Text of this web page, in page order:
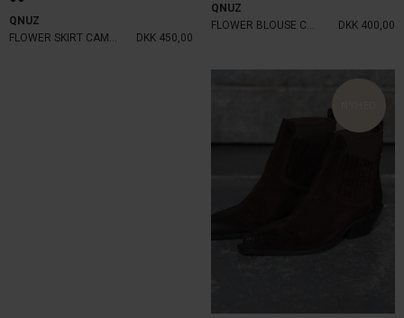
QNUZ
FLOWER SKIRT CAMEL
DKK 450,00
QNUZ
DKK 400,00